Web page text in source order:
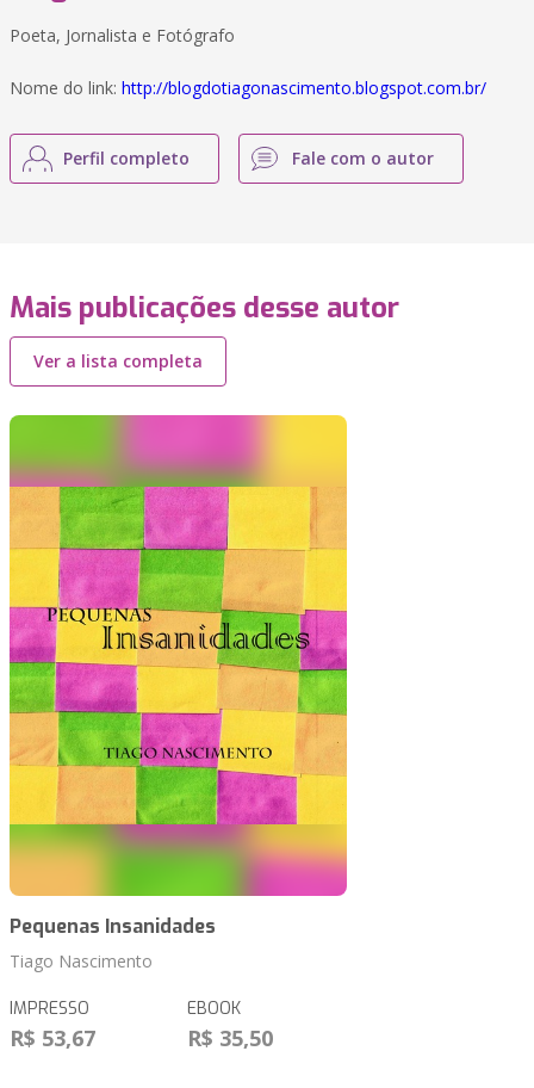
Poeta, Jornalista e Fotógrafo
Nome do link: http://blogdotiagonascimento.blogspot.com.br/
Perfil completo Fale com o autor
Mais publicações desse autor
Ver a lista completa
Pequenas Insanidades
Tiago Nascimento
IMPRESSO
R$ 53,67
EBOOK
R$ 35,50